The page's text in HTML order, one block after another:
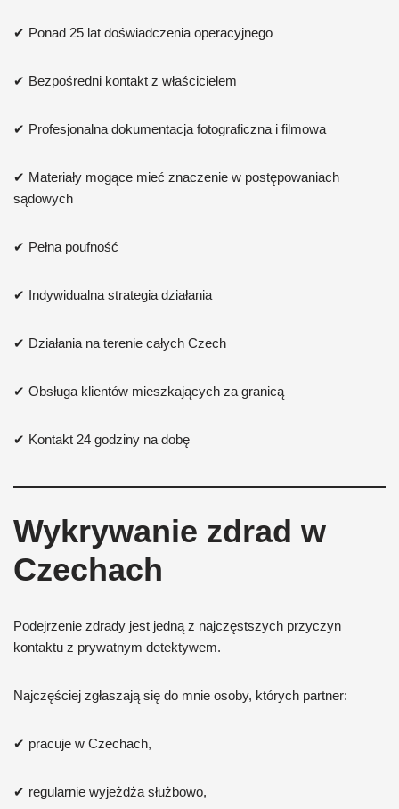
✔ Ponad 25 lat doświadczenia operacyjnego
✔ Bezpośredni kontakt z właścicielem
✔ Profesjonalna dokumentacja fotograficzna i filmowa
✔ Materiały mogące mieć znaczenie w postępowaniach
sądowych
✔ Pełna poufność
✔ Indywidualna strategia działania
✔ Działania na terenie całych Czech
✔ Obsługa klientów mieszkających za granicą
✔ Kontakt 24 godziny na dobę
Wykrywanie zdrad w
Czechach
Podejrzenie zdrady jest jedną z najczęstszych przyczyn
kontaktu z prywatnym detektywem.
Najczęściej zgłaszają się do mnie osoby, których partner:
✔ pracuje w Czechach,
✔ regularnie wyjeżdża służbowo,